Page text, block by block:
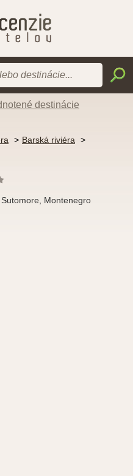
destinácie
Barská riviéra
Montenegro